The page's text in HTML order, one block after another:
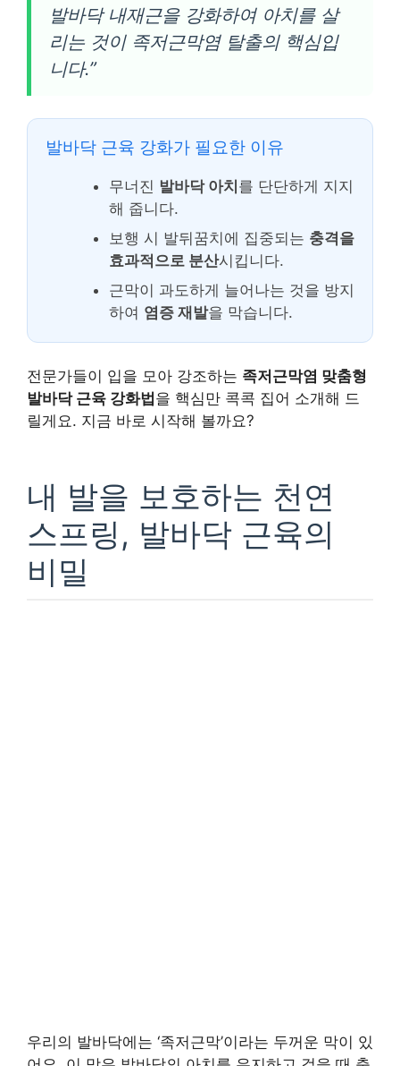
발바닥 내재근을 강화하여 아치를 살
리는 것이 족저근막염 탈출의 핵심입
니다.”
발바닥 근육 강화가 필요한 이유
무너진 발바닥 아치를 단단하게 지지
해 줍니다.
보행 시 발뒤꿈치에 집중되는 충격을
효과적으로 분산시킵니다.
근막이 과도하게 늘어나는 것을 방지
하여 염증 재발을 막습니다.
전문가들이 입을 모아 강조하는 족저근막염 맞춤형
발바닥 근육 강화법을 핵심만 콕콕 집어 소개해 드
릴게요. 지금 바로 시작해 볼까요?
내 발을 보호하는 천연
스프링, 발바닥 근육의
비밀
우리의 발바닥에는 ‘족저근막’이라는 두꺼운 막이 있